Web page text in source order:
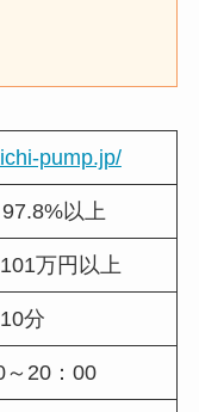
pump.jp/
以上
万円以上
10分
～20：00